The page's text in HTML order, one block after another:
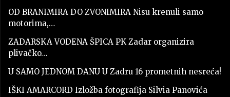
OD BRANIMIRA DO ZVONIMIRA Nisu krenuli samo
motorima,…
ZADARSKA VODENA ŠPICA PK Zadar organizira
plivačko…
U SAMO JEDNOM DANU U Zadru 16 prometnih nesreća!
IŠKI AMARCORD Izložba fotografija Silvia Panovića